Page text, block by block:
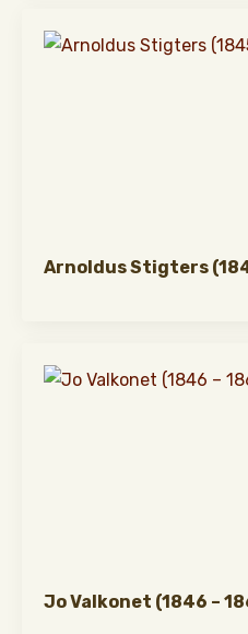
Arnoldus Stigters
Jo Valkonet (1846 –